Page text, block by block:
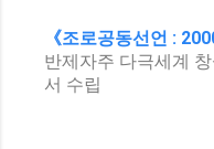
《조로공동선언 :
반제자주 다극세계
서 수립